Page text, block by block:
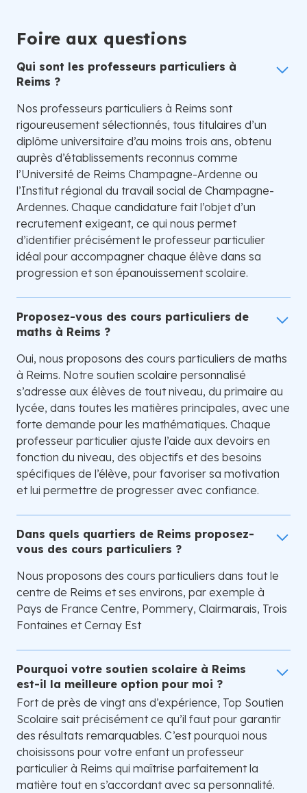
Foire aux questions
Qui sont les professeurs particuliers à
Reims ?
Nos professeurs particuliers à Reims sont
rigoureusement sélectionnés, tous titulaires d’un
diplôme universitaire d’au moins trois ans, obtenu
auprès d’établissements reconnus comme
l’Université de Reims Champagne-Ardenne ou
l’Institut régional du travail social de Champagne-
Ardennes. Chaque candidature fait l’objet d’un
recrutement exigeant, ce qui nous permet
d’identifier précisément le professeur particulier
idéal pour accompagner chaque élève dans sa
progression et son épanouissement scolaire.
Proposez-vous des cours particuliers de
maths à Reims ?
Oui, nous proposons des cours particuliers de maths
à Reims. Notre soutien scolaire personnalisé
s’adresse aux élèves de tout niveau, du primaire au
lycée, dans toutes les matières principales, avec une
forte demande pour les mathématiques. Chaque
professeur particulier ajuste l’aide aux devoirs en
fonction du niveau, des objectifs et des besoins
spécifiques de l’élève, pour favoriser sa motivation
et lui permettre de progresser avec confiance.
Dans quels quartiers de Reims proposez-
vous des cours particuliers ?
Nous proposons des cours particuliers dans tout le
centre de Reims et ses environs, par exemple à
Pays de France Centre, Pommery, Clairmarais, Trois
Fontaines et Cernay Est
Pourquoi votre soutien scolaire à Reims
est-il la meilleure option pour moi ?
Fort de près de vingt ans d’expérience, Top Soutien
Scolaire sait précisément ce qu’il faut pour garantir
des résultats remarquables. C’est pourquoi nous
choisissons pour votre enfant un professeur
particulier à Reims qui maîtrise parfaitement la
matière tout en s’accordant avec sa personnalité.